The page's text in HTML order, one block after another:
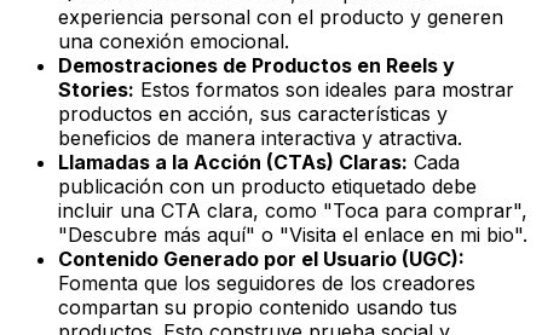
experiencia personal con el producto y generen
una conexión emocional.
Demostraciones de Productos en Reels y
Stories: Estos formatos son ideales para mostrar
productos en acción, sus características y
beneficios de manera interactiva y atractiva.
Llamadas a la Acción (CTAs) Claras: Cada
publicación con un producto etiquetado debe
incluir una CTA clara, como "Toca para comprar",
"Descubre más aquí" o "Visita el enlace en mi bio".
Contenido Generado por el Usuario (UGC):
Fomenta que los seguidores de los creadores
compartan su propio contenido usando tus